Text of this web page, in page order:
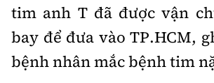
tim anh T đã được vận
bay để đưa vào TP.HCM,
bệnh nhân mắc bệnh tim